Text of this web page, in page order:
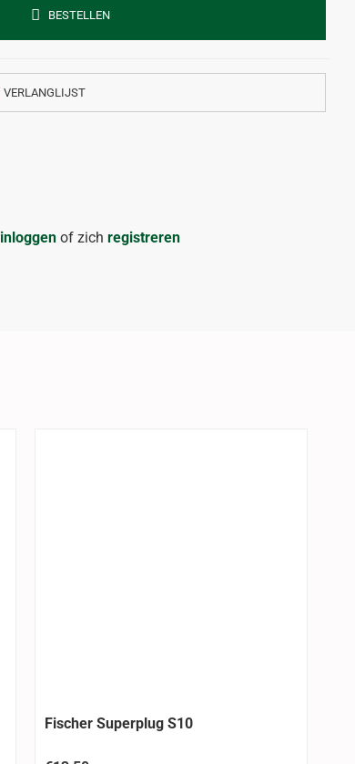
BESTELLEN
VERLANGLIJST
inloggen of zich registreren
Fischer Superplug S10